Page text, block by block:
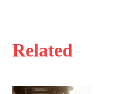
Related